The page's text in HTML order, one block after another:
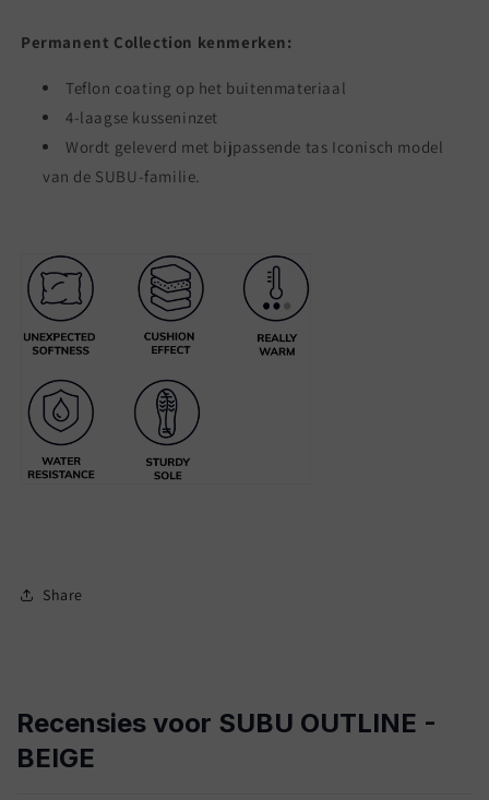
Permanent Collection kenmerken:
Teflon coating op het buitenmateriaal
4-laagse kusseninzet
Wordt geleverd met bijpassende tas Iconisch model
van de SUBU-familie.
Share